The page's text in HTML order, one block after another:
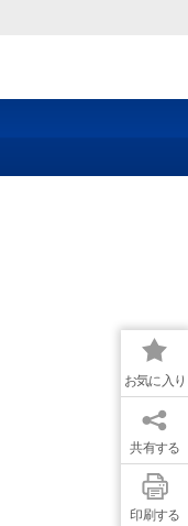
お気に入り
共有する
印刷する